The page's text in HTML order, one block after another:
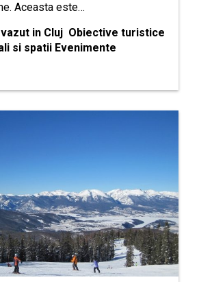
Aceasta este…
vazut in Cluj Obiective turistice
si spatii Evenimente